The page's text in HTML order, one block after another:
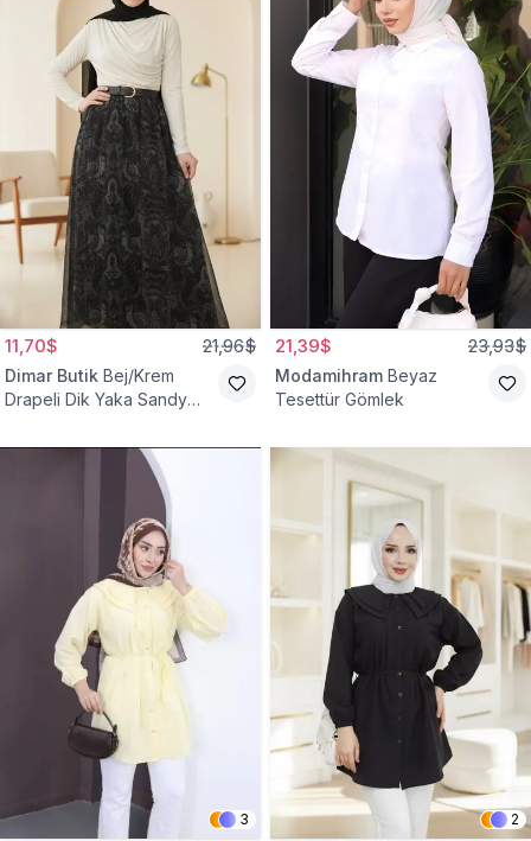
11,70$ 21,96$
Dimar Butik Bej/Krem
Drapeli Dik Yaka Sandy
21,39$ 23,93$
Modamihram Beyaz
Tesettür Gömlek
3 2